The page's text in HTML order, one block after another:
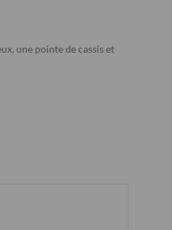
une pointe de cassis et